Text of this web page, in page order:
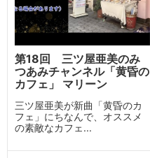
第18回 三ツ屋亜美のみ
つあみチャンネル「黄昏の
カフェ」 マリーン
三ツ屋亜美が新曲「黄昏のカ
フェ」にちなんで、オススメ
の素敵なカフェ...